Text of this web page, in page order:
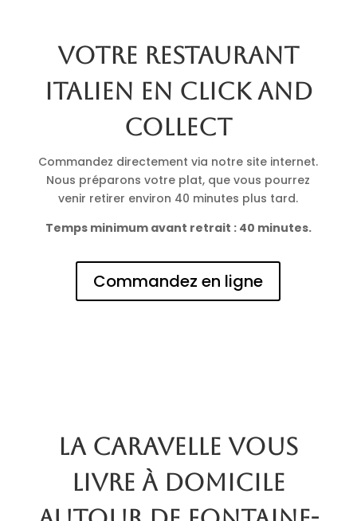
Votre restaurant
italien en click and
collect
Commandez directement via notre site internet.
Nous préparons votre plat, que vous pourrez
venir retirer environ 40 minutes plus tard.
Temps minimum avant retrait : 40 minutes.
Commandez en ligne
La Caravelle vous
livre à domicile